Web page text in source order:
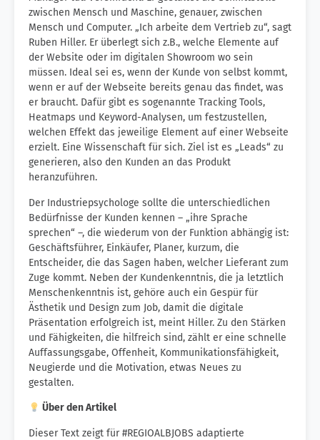
zwischen Mensch und Maschine, genauer, zwischen
Mensch und Computer. „Ich arbeite dem Vertrieb zu“, sagt
Ruben Hiller. Er überlegt sich z.B., welche Elemente auf
der Website oder im digitalen Showroom wo sein
müssen. Ideal sei es, wenn der Kunde von selbst kommt,
wenn er auf der Webseite bereits genau das findet, was
er braucht. Dafür gibt es sogenannte Tracking Tools,
Heatmaps und Keyword-Analysen, um festzustellen,
welchen Effekt das jeweilige Element auf einer Webseite
erzielt. Eine Wissenschaft für sich. Ziel ist es „Leads“ zu
generieren, also den Kunden an das Produkt
heranzuführen.
Der Industriepsychologe sollte die unterschiedlichen
Bedürfnisse der Kunden kennen – „ihre Sprache
sprechen“ –, die wiederum von der Funktion abhängig ist:
Geschäftsführer, Einkäufer, Planer, kurzum, die
Entscheider, die das Sagen haben, welcher Lieferant zum
Zuge kommt. Neben der Kundenkenntnis, die ja letztlich
Menschenkenntnis ist, gehöre auch ein Gespür für
Ästhetik und Design zum Job, damit die digitale
Präsentation erfolgreich ist, meint Hiller. Zu den Stärken
und Fähigkeiten, die hilfreich sind, zählt er eine schnelle
Auffassungsgabe, Offenheit, Kommunikationsfähigkeit,
Neugierde und die Motivation, etwas Neues zu
gestalten.
Über den Artikel
Dieser Text zeigt für #REGIOALBJOBS adaptierte